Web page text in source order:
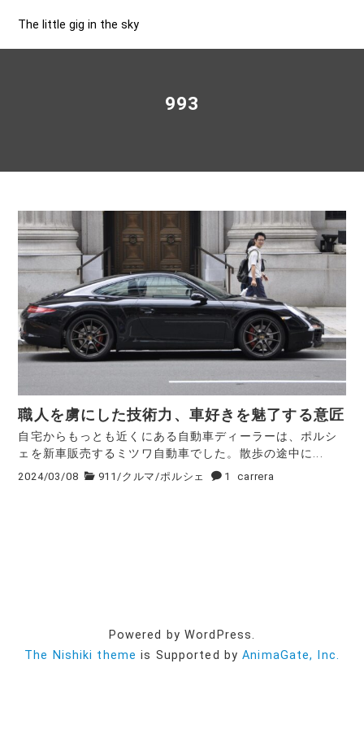
The little gig in the sky
993
職人を虜にした技術力、車好きを魅了する意匠
自宅からもっとも近くにある自動車ディーラーは、ポルシ
ェを新車販売するミツワ自動車でした。散歩の途中に...
2024/03/08 911 /クルマ /ポルシェ 1 carrera
Powered by WordPress.
The Nishiki theme is Supported byAnimaGate, Inc.